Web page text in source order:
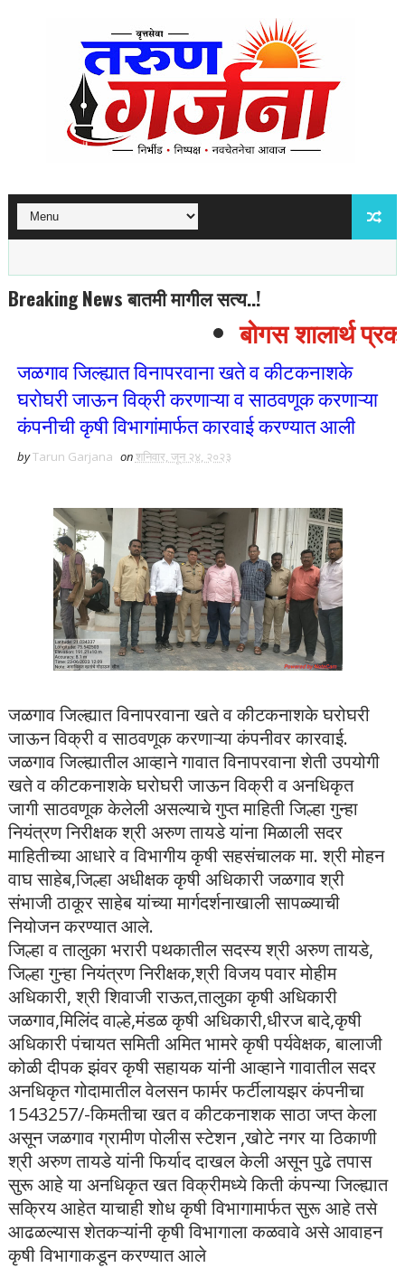
Breaking News बातमी मागील सत्य..!
बोगस शालार्थ
जळगाव जिल्ह्यात विनापरवाना खते व कीटकनाशके
घरोघरी जाऊन विक्री करणाऱ्या व साठवणूक करणाऱ्या
कंपनीची कृषी विभागांमार्फत कारवाई करण्यात आली
byTarun Garjana onशनिवार, जून २४, २०२३
जळगाव जिल्ह्यात विनापरवाना खते व कीटकनाशके घरोघरी
जाऊन विक्री व साठवणूक करणाऱ्या कंपनीवर कारवाई.
जळगाव जिल्ह्यातील आव्हाने गावात विनापरवाना शेती उपयोगी
खते व कीटकनाशके घरोघरी जाऊन विक्री व अनधिकृत
जागी साठवणूक केलेली असल्याचे गुप्त माहिती जिल्हा गुन्हा
नियंत्रण निरीक्षक श्री अरुण तायडे यांना मिळाली सदर
माहितीच्या आधारे व विभागीय कृषी सहसंचालक मा. श्री मोहन
वाघ साहेब,जिल्हा अधीक्षक कृषी अधिकारी जळगाव श्री
संभाजी ठाकूर साहेब यांच्या मार्गदर्शनाखाली सापळ्याची
नियोजन करण्यात आले.
जिल्हा व तालुका भरारी पथकातील सदस्य श्री अरुण तायडे,
जिल्हा गुन्हा नियंत्रण निरीक्षक,श्री विजय पवार मोहीम
अधिकारी, श्री शिवाजी राऊत,तालुका कृषी अधिकारी
जळगाव,मिलिंद वाल्हे,मंडळ कृषी अधिकारी,धीरज बादे,कृषी
अधिकारी पंचायत समिती अमित भामरे कृषी पर्यवेक्षक, बालाजी
कोळी दीपक झंवर कृषी सहायक यांनी आव्हाने गावातील सदर
अनधिकृत गोदामातील वेलसन फार्मर फर्टीलायझर कंपनीचा
1543257/-किमतीचा खत व कीटकनाशक साठा जप्त केला
असून जळगाव ग्रामीण पोलीस स्टेशन ,खोटे नगर या ठिकाणी
श्री अरुण तायडे यांनी फिर्याद दाखल केली असून पुढे तपास
सुरू आहे या अनधिकृत खत विक्रीमध्ये किती कंपन्या जिल्ह्यात
सक्रिय आहेत याचाही शोध कृषी विभागामार्फत सुरू आहे तसे
आढळल्यास शेतकऱ्यांनी कृषी विभागाला कळवावे असे आवाहन
कृषी विभागाकडून करण्यात आले